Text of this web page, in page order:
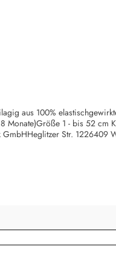
aus 100%
Monate)Größe 1 - bis 52 cm
Str. 1226409